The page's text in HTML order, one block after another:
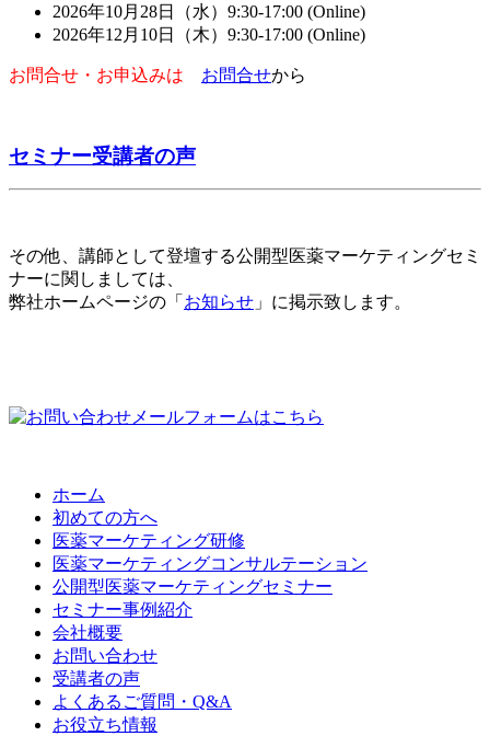
2026年10月28日（水）9:30-17:00 (Online)
2026年12月10日（木）9:30-17:00 (Online)
お問合せ・お申込みは お問合せから
セミナー受講者の声
その他、講師として登壇する公開型医薬マーケティングセミ
ナーに関しましては、
弊社ホームページの「 お知らせ 」に掲示致します。
ホーム
初めての方へ
医薬マーケティング研修
医薬マーケティングコンサルテーション
公開型医薬マーケティングセミナー
セミナー事例紹介
会社概要
お問い合わせ
受講者の声
よくあるご質問・Q&A
お役立ち情報